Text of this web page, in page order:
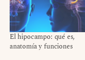
El hipocampo: qué es,
anatomía y funciones